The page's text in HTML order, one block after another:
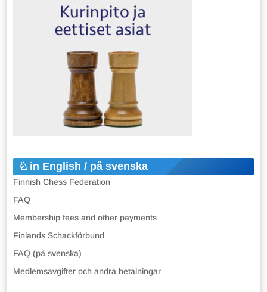
in English / på svenska
Finnish Chess Federation
FAQ
Membership fees and other payments
Finlands Schackförbund
FAQ (på svenska)
Medlemsavgifter och andra betalningar